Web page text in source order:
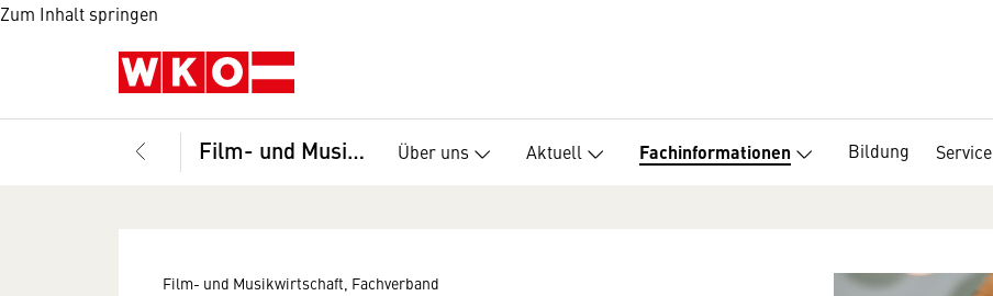
Zum Inhalt springen
Film- und Musikwirtschaft, Fachverband Über uns Aktuell Fachinformationen Bildung Service
Film- und Musikwirtschaft, Fachverband